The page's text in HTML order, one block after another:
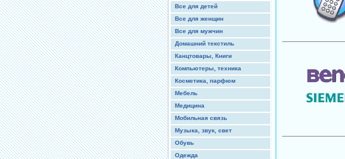
Все для детей
Все для женщин
Все для мужчин
Домашний текстиль
Канцтовары, Книги
Компьютеры, техника
Косметика, парфюм
Мебель
Медицина
Мобильная связь
Музыка, звук, свет
Обувь
Одежда